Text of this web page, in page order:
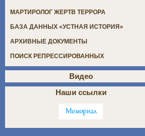
МАРТИРОЛОГ ЖЕРТВ ТЕРРОРА
БАЗА ДАННЫХ «УСТНАЯ ИСТОРИЯ»
АРХИВНЫЕ ДОКУМЕНТЫ
ПОИСК РЕПРЕССИРОВАННЫХ
Видео
Наши ссылки